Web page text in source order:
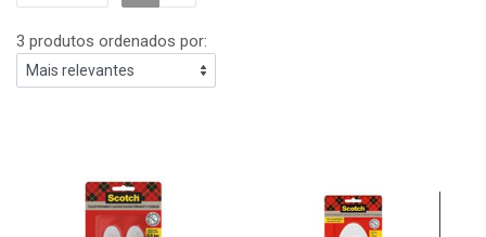
3 produtos ordenados por: